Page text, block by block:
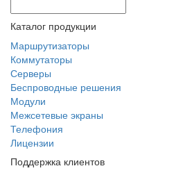
Каталог продукции
Маршрутизаторы
Коммутаторы
Серверы
Беспроводные решения
Модули
Межсетевые экраны
Телефония
Лицензии
Поддержка клиентов